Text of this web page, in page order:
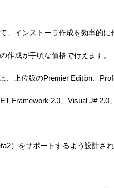
インストーラ作成を効率的に
成が手頃な価格で行えます。
上位版のPremier Edition、
Framework 2.0、Visual J# 2.0
）をサポートするよう設計さ